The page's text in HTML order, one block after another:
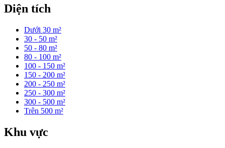
Diện tích
Dưới 30 m²
30 - 50 m²
50 - 80 m²
80 - 100 m²
100 - 150 m²
150 - 200 m²
200 - 250 m²
250 - 300 m²
300 - 500 m²
Trên 500 m²
Khu vực